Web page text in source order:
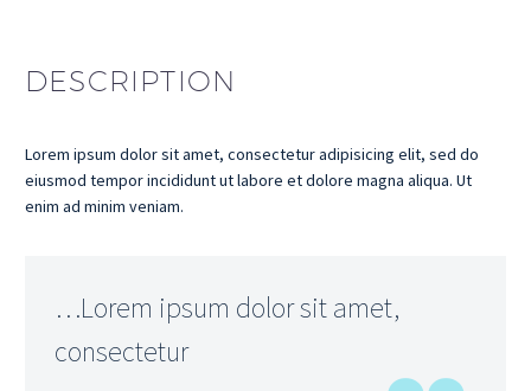
DESCRIPTION
Lorem ipsum dolor sit amet, consectetur adipisicing elit, sed do
eiusmod tempor incididunt ut labore et dolore magna aliqua. Ut
enim ad minim veniam.
…Lorem ipsum dolor sit amet,
consectetur